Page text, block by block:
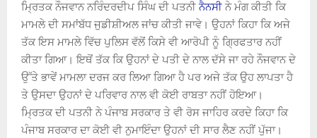
ਮ੍ਰਿਤਕ ਨੌਜਵਾਨ ਨਰਿੰਦਰਦੀਪ ਸਿੰਘ ਦੀ ਪਤਨੀਨੈਨਸੀ ਨੇ ਮੰਗ ਕੀਤੀ ਕਿ
ਮਾਮਲੇ ਦੀ ਸਮਾਂਬੱਧ ਜੁਡੀਸ਼ੀਅਲ ਜਾਂਚ ਕੀਤੀ ਜਾਵੇ। ਉਹਨਾਂ ਕਿਹਾ ਕਿ ਅਜੇ
ਤੱਕ ਇਸ ਮਾਮਲੇ ਵਿੱਚ ਪੁਲਿਸ ਵੱਲੋਂ ਕਿਸੇ ਵੀ ਆਰੋਪੀ ਨੂੰ ਗ੍ਰਿਫਤਾਰ ਨਹੀਂ
ਕੀਤਾ ਗਿਆ। ਇਥੋਂ ਤੱਕ ਕਿ ਉਹਨਾਂ ਦੇ ਪਤੀ ਦੇ ਨਾਲ ਦੱਸੇ ਜਾ ਰਹੇ ਨੌਜਵਾਨ ਦੇ
ਉੱਤੇ ਭਾਵੇਂ ਮਾਮਲਾ ਦਰਜ ਕਰ ਲਿਆ ਗਿਆ ਹੈ ਪਰ ਅਜੇ ਤੱਕ ਉਹ ਲਾਪਤਾ ਹੈ
ਤੇ ਉਸਦਾ ਉਹਨਾਂ ਦੇ ਪਰਿਵਾਰ ਨਾਲ ਵੀ ਕੋਈ ਰਾਬਤਾ ਨਹੀਂ ਹੋਇਆ।
ਮ੍ਰਿਤਕ ਦੀ ਪਤਨੀ ਨੇ ਪੰਜਾਬ ਸਰਕਾਰ ਤੇ ਵੀ ਰੋਸ ਜਾਹਿਰ ਕਰਦੇ ਕਿਹਾ ਕਿ
ਪੰਜਾਬ ਸਰਕਾਰ ਦਾ ਕੋਈ ਵੀ ਨੁਮਾਇੰਦਾ ਉਹਨਾਂ ਦੀ ਸਾਰ ਲੈਣ ਨਹੀਂ ਪੁੱਜਾ।